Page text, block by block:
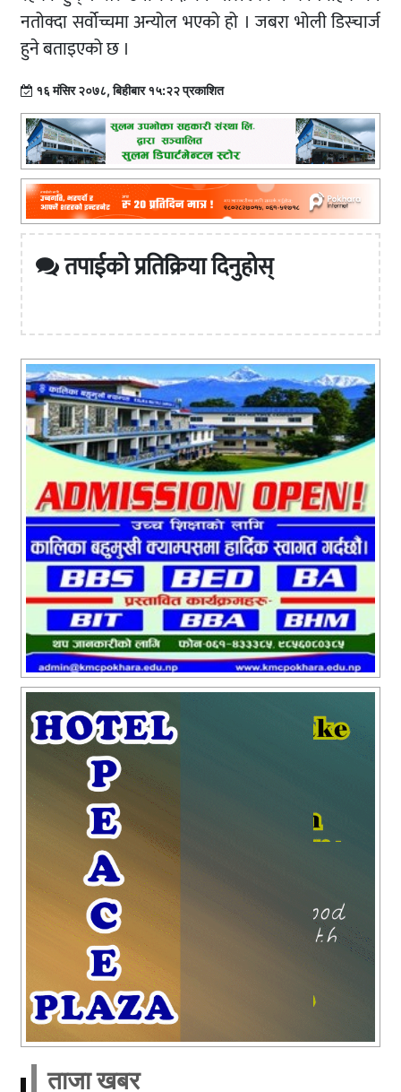
नतोक्दा सर्वोच्चमा अन्योल भएको हो । जबरा भोली डिस्चार्ज
हुने बताइएको छ ।
१६ मंसिर २०७८, बिहीबार १५:२२ प्रकाशित
तपाईको प्रतिक्रिया दिनुहोस्
ताजा खबर